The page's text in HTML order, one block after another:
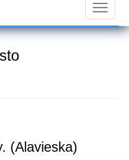
Toggle
(Alavieska)